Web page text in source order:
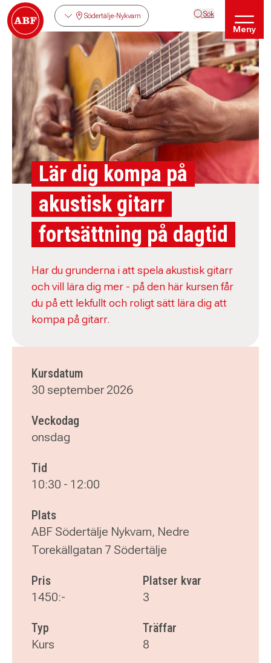
Södertälje-Nykvarn Sök
Meny
Lär dig kompa på
akustisk gitarr
fortsättning på dagtid
Har du grunderna i att spela akustisk gitarr
och vill lära dig mer - på den här kursen får
du på ett lekfullt och roligt sätt lära dig att
kompa på gitarr.
Kursdatum
30 september 2026
Veckodag
onsdag
Tid
10:30 - 12:00
Plats
ABF Södertälje Nykvarn, Nedre
Torekällgatan 7 Södertälje
Pris
1450:-
Platser kvar
3
Typ
Kurs
Träffar
8